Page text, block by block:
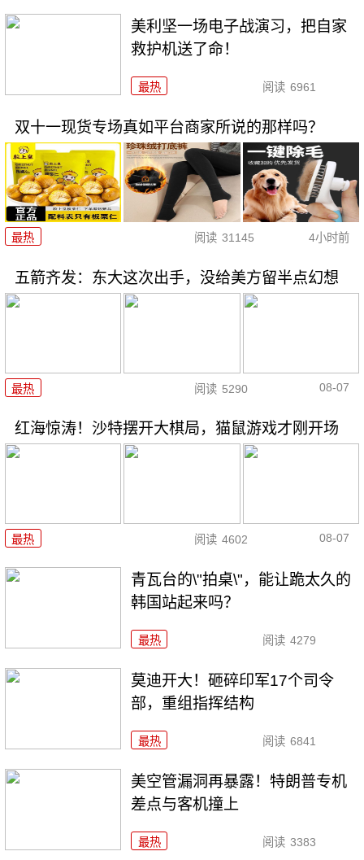
美利坚一场电子战演习，把自家
救护机送了命！
最热 阅读 6961
双十一现货专场真如平台商家所说的那样吗？
最热 阅读 31145 4小时前
五箭齐发：东大这次出手，没给美方留半点幻想
最热 阅读 5290 08-07
红海惊涛！沙特摆开大棋局，猫鼠游戏才刚开场
最热 阅读 4602 08-07
青瓦台的\"拍桌\"，能让跪太久的
韩国站起来吗？
最热 阅读 4279
莫迪开大！砸碎印军17个司令
部，重组指挥结构
最热 阅读 6841
美空管漏洞再暴露！特朗普专机
差点与客机撞上
最热 阅读 3383